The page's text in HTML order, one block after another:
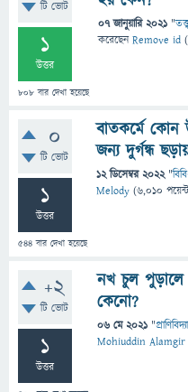
টি ভোট
1
উত্তর
808 বার দেখা হয়েছে
07 জানুয়ারি 2021 "
করেছেনRemove id (
0
টি ভোট
1
উত্তর
544 বার দেখা হয়েছে
বাতকর্মে কোন
জন্য দুর্গন্ধ
12 ডিসেম্বর 2022 "
Melody (6,010
+2
টি ভোট
1
উত্তর
নখ চুল পুড়ালে
কেনো?
06 মে 2021 "প্রাণিবিদ্যা
Mohiuddin Alamgir